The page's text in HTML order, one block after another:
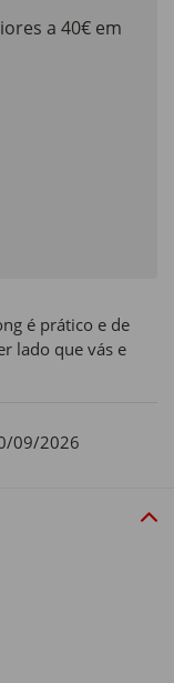
a 40€ em
é prático e de
lado que vás e
09/2026